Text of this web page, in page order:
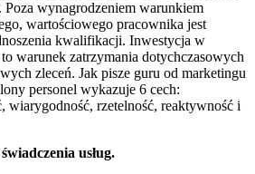
Poza wynagrodzeniem warunkiem
wartościowego pracownika jest
kwalifikacji. Inwestycja w
warunek zatrzymania dotychczasowych
zleceń. Jak pisze guru od marketingu
personel wykazuje 6 cech:
wiarygodność, rzetelność, reaktywność i
usług.